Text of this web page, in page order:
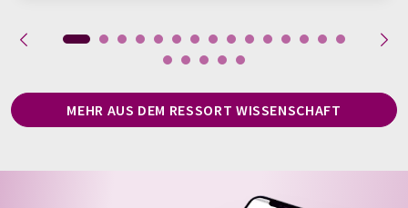
MEHR AUS DEM RESSORT WISSENSCHAFT